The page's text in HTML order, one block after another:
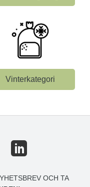
Vinterkategori
OCH TA